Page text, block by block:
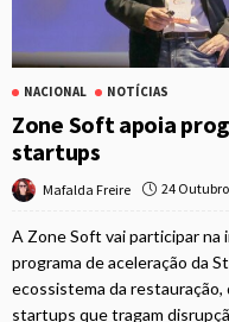
NACIONAL NOTÍCIAS
Zone Soft apoia
startups
Mafalda Freire 24
A Zone Soft vai participar na
programa de aceleração da
ecossistema da
startups que tragam